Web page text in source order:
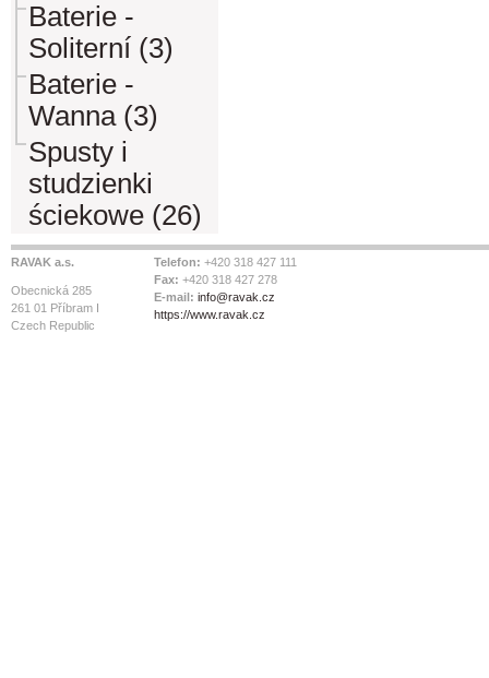
Baterie -
Soliterní (3)
Baterie -
Wanna (3)
Spusty i
studzienki
ściekowe (26)
RAVAK a.s.
Obecnická 285
261 01 Příbram I
Czech Republic
Telefon: +420 318 427 111
Fax: +420 318 427 278
E-mail: info@ravak.cz
https://www.ravak.cz